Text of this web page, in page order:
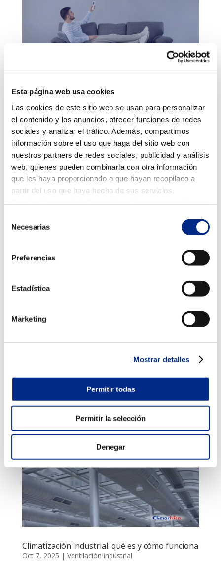
Esta página web usa cookies
Las cookies de este sitio web se usan para personalizar
el contenido y los anuncios, ofrecer funciones de redes
sociales y analizar el tráfico. Además, compartimos
información sobre el uso que haga del sitio web con
nuestros partners de redes sociales, publicidad y análisis
web, quienes pueden combinarla con otra información
que les haya proporcionado o que hayan recopilado a
partir del uso que haya hecho de sus servicios.
Necesarias
Preferencias
Estadística
Marketing
Mostrar detalles
Permitir todas
Permitir la selección
Denegar
Ene 30, 2026| Mantenimiento aire acondicionado
El aire acondicionado no es solo para el verano. Cada
vez más viviendas y locales utilizan estos equipos para
calefactar durante el invierno gracias a la bomba de
calor. Sin embargo, un uso incorrecto puede provocar
un mayor consumo, menor confort e incluso averías....
Nov 3, 2025
Has encendido el aire acondicionado para calentar tu
como debería… o directamente no calienta. Es una
situación frecuente que puede deberse a distintas
causas, desde un simple ajuste hasta una avería que...
Climatización industrial: qué es y cómo funciona
Oct 7, 2025 | Ventilación industrial